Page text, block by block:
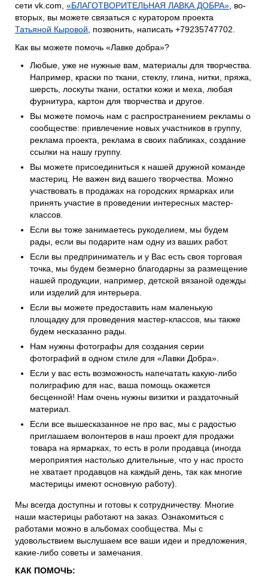
сети vk.com, «БЛАГОТВОРИТЕЛЬНАЯ ЛАВКА ДОБРА», во-
вторых, вы можете связаться с куратором проекта
Татьяной Кыровой, позвонить, написать +79235747702.
Как вы можете помочь «Лавке добра»?
Любые, уже не нужные вам, материалы для творчества.
Например, краски по ткани, стеклу, глина, нитки, пряжа,
шерсть, лоскуты ткани, остатки кожи и меха, любая
фурнитура, картон для творчества и другое.
Вы можете помочь нам с распространением рекламы о
сообществе: привлечение новых участников в группу,
реклама проекта, реклама в своих пабликах, создание
ссылки на нашу группу.
Вы можете присоединиться к нашей дружной команде
мастериц. Не важен вид вашего творчества. Можно
участвовать в продажах на городских ярмарках или
принять участие в проведении интересных мастер-
классов.
Если вы тоже занимаетесь рукоделием, мы будем
рады, если вы подарите нам одну из ваших работ.
Если вы предприниматель и у Вас есть своя торговая
точка, мы будем безмерно благодарны за размещение
нашей продукции, например, детской вязаной одежды
или изделий для интерьера.
Если вы можете предоставить нам маленькую
площадку для проведения мастер-классов, мы также
будем несказанно рады.
Нам нужны фотографы для создания серии
фотографий в одном стиле для «Лавки Добра».
Если у вас есть возможность напечатать какую-либо
полиграфию для нас, ваша помощь окажется
бесценной! Нам очень нужны визитки и раздаточный
материал.
Если все вышесказанное не про вас, мы с радостью
приглашаем волонтеров в наш проект для продажи
товара на ярмарках, то есть в роли продавца (иногда
мероприятия настолько длительные, что у нас просто
не хватает продавцов на каждый день, так как многие
мастерицы имеют основную работу).
Мы всегда доступны и готовы к сотрудничеству. Многие
наши мастерицы работают на заказ. Ознакомиться с
работами можно в альбомах сообщества. Мы с
удовольствием выслушаем все ваши идеи и предложения,
какие-либо советы и замечания.
КАК ПОМОЧЬ: